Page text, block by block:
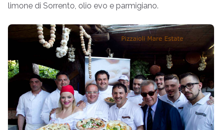
limone di Sorrento, olio evo e parmigiano.